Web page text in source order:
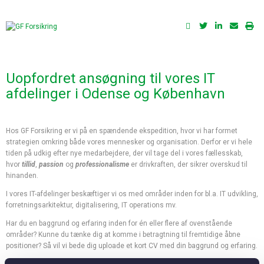
Uopfordret ansøgning til vores IT
afdelinger i Odense og København
Hos GF Forsikring er vi på en spændende ekspedition, hvor vi har formet
strategien omkring både vores mennesker og organisation. Derfor er vi hele
tiden på udkig efter nye medarbejdere, der vil tage del i vores fællesskab,
hvor tillid, passion og professionalisme er drivkraften, der sikrer overskud til
hinanden.
I vores IT-afdelinger beskæftiger vi os med områder inden for bl.a. IT udvikling,
forretningsarkitektur, digitalisering, IT operations mv.
Har du en baggrund og erfaring inden for én eller flere af ovenstående
områder? Kunne du tænke dig at komme i betragtning til fremtidige åbne
positioner? Så vil vi bede dig uploade et kort CV med din baggrund og erfaring.